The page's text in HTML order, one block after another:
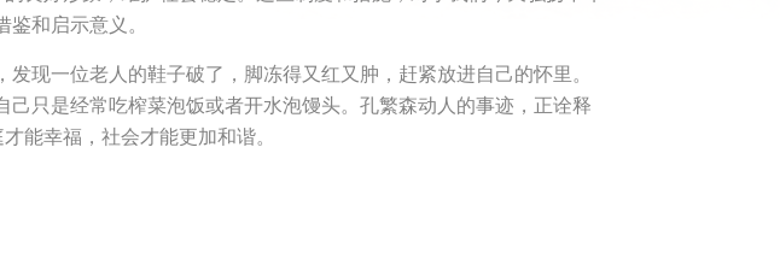
和启示意义。
现一位老人的鞋子破了，脚冻得又红又肿，赶紧放进自己的怀里。
只是经常吃榨菜泡饭或者开水泡馒头。孔繁森动人的事迹，正诠释
能幸福，社会才能更加和谐。